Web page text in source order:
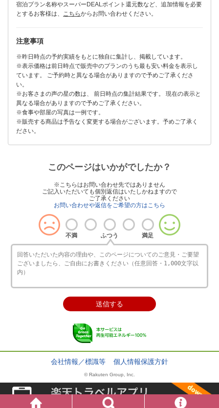
宿泊プラン名称やスーパーDEALポイント還元数など、追加情報を必要
とするお客様は、
こちらからお問い合わせください。
注意事項
※昨日時点の予約実績をもとに独自に集計し、掲載しています。
※表示価格は前日時点で販売中のプランのうち最も安い料金を表示し
ています。 ご予約時と異なる場合がありますので予めご了承くださ
い。
※お客さまの声の星の数は、 前日時点の集計結果です。 現在の表示と
異なる場合がありますので予めご了承ください。
※食事や部屋の写真は一例です。
※販売する商品は予告なく変更する場合がございます。予めご了承く
ださい。
このページはいかがでしたか？
※こちらはお問い合わせ先ではありません
ご記入いただいても個別返信はいたしかねますので
ご了承ください
お問い合わせや返信をご希望の方はこちら
不満 ふつう 満足
会社情報／標識等 個人情報保護方針
© Rakuten Group, Inc.